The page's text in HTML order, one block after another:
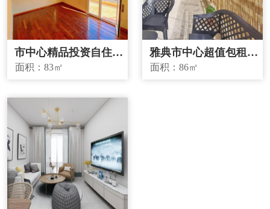
市中心精品投资自住两
宜房源
面积：83㎡
雅典市中心超值包租房
源
面积：86㎡